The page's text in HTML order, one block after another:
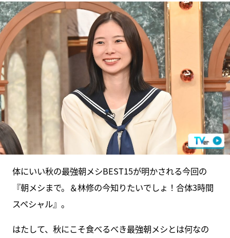
体にいい秋の最強朝メシBEST15が明かされる今回の
『朝メシまで。＆林修の今知りたいでしょ！合体3時間
スペシャル』。
はたして、秋にこそ食べるべき最強朝メシとは何なの